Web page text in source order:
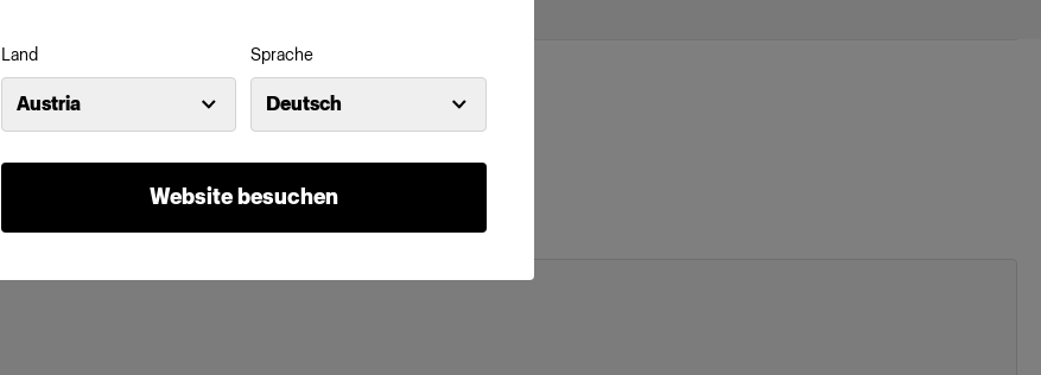
Land
Austria
Sprache
Deutsch
Website besuchen